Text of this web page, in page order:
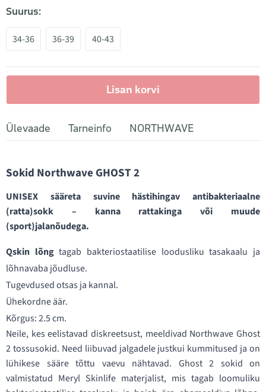
Suurus:
34-36 36-39 40-43
Lisan korvi
Ülevaade Tarneinfo NORTHWAVE
Sokid Northwave GHOST 2
UNISEX sääreta suvine hästihingav antibakteriaalne
(ratta)sokk – kanna rattakinga või muude
(sport)jalanõudega.
Qskin lõngtagab bakteriostaatilise loodusliku tasakaalu ja
lõhnavaba jõudluse.
Tugevdused otsas ja kannal.
Ühekordne äär.
Kõrgus: 2.5 cm.
Neile, kes eelistavad diskreetsust, meeldivad Northwave Ghost
2 tossusokid. Need liibuvad jalgadele justkui kummitused ja on
lühikese sääre tõttu vaevu nähtavad. Ghost 2 sokid on
valmistatud Meryl Skinlife materjalist, mis tagab loomuliku